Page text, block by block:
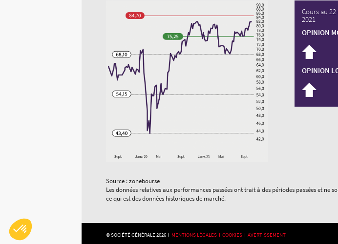
Cours au
2021
OPINION
OPINION
Source : zonebourse
Les données relatives aux performances passées ont trait à des périodes passées et
ce qui est des données historiques de marché.
© SOCIÉTÉ GÉNÉRALE 2026 I MENTIONS LÉGALES I COOKIES I AVERTISSEMENT
Plateforme de Gestion du Consentement : Personnalisez vos Options
Notre plateforme vous permet d'adapter et de gérer vos paramètres de confidentialité, en